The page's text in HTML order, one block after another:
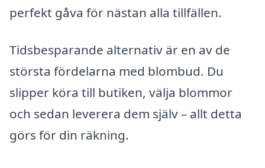
perfekt gåva för nästan alla tillfällen.
Tidsbesparande alternativ är en av de
största fördelarna med blombud. Du
slipper köra till butiken, välja blommor
och sedan leverera dem själv – allt detta
görs för din räkning.